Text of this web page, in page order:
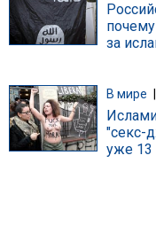
за
В мире |
"секс-
уже